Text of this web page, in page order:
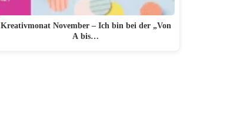
Kreativmonat November – Ich bin bei der „Von
A bis…